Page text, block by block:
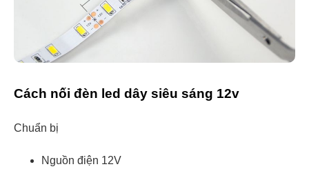
Cách nối đèn led dây siêu sáng 12v
Chuẩn bị
Nguồn điện 12V